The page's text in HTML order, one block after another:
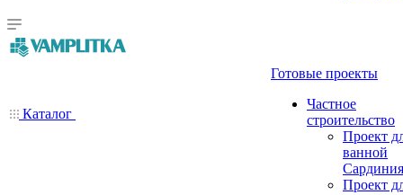
Каталог
Готовые проекты
Частное
строительство
Проект
ванной
Сардиния
Проект